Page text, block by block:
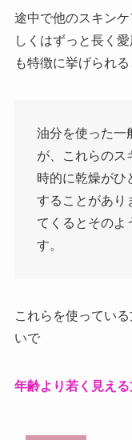
途中で他のスキン
しくはずっと長く
も特徴に挙げられる
油分を使った一
が、これらのス
時的に乾燥がひ
することがあり
てくるとそのよ
す。
これらを使ってい
いで
年齢より若く見え